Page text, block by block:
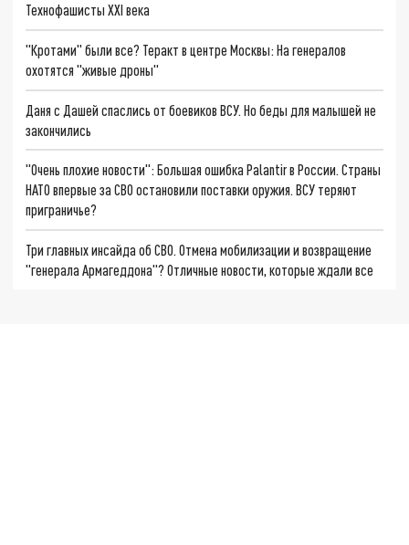
Технофашисты XXI века
"Кротами" были все? Теракт в центре Москвы: На генералов
охотятся "живые дроны"
Даня с Дашей спаслись от боевиков ВСУ. Но беды для малышей не
закончились
"Очень плохие новости": Большая ошибка Palantir в России. Страны
НАТО впервые за СВО остановили поставки оружия. ВСУ теряют
приграничье?
Три главных инсайда об СВО. Отмена мобилизации и возвращение
"генерала Армагеддона"? Отличные новости, которые ждали все